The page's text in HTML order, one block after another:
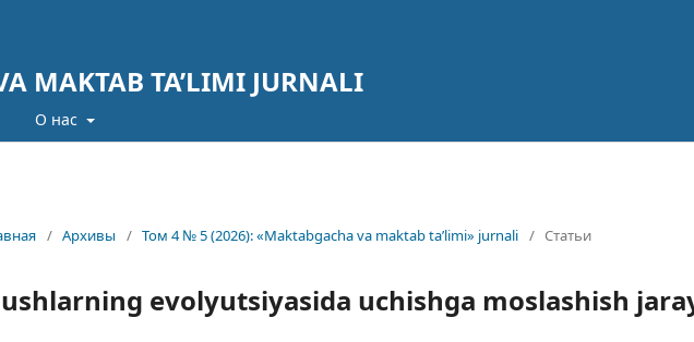
MAKTAB TA’LIMI JURNALI
О нас
/ Архивы / Том 4 № 5 (2026): «Maktabgacha va maktab ta’limi» jurnali / Статьи
evolyutsiyasida uchishga moslashish